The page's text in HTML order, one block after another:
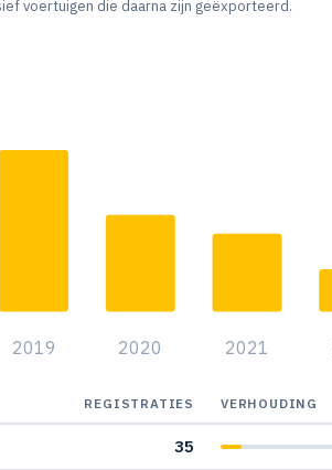
voertuigen die daarna zijn geëxporteerd.
2019 2020 2021
REGISTRATIES VERHOUDING
35